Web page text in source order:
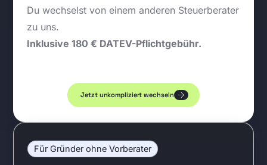
Du wechselst von einem anderen Steuerberater
zu uns.
Inklusive 180 € DATEV-Pflichtgebühr.
Jetzt unkompliziert wechseln
Für Gründer ohne Vorberater